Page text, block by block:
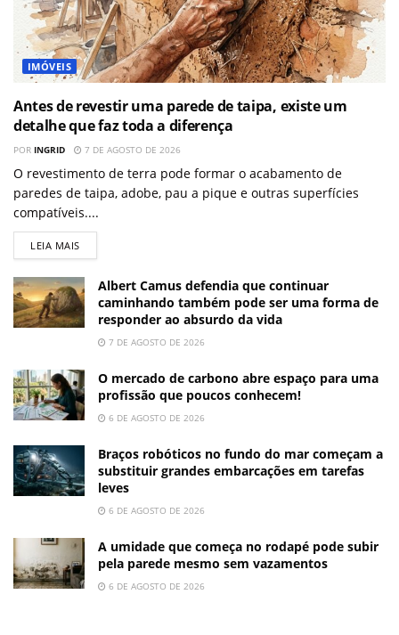
IMÓVEIS
Antes de revestir uma parede de taipa, existe um
detalhe que faz toda a diferença
POR INGRID 7 DE AGOSTO DE 2026
O revestimento de terra pode formar o acabamento de
paredes de taipa, adobe, pau a pique e outras superfícies
compatíveis....
LEIA MAIS
Albert Camus defendia que continuar
caminhando também pode ser uma forma de
responder ao absurdo da vida
7 DE AGOSTO DE 2026
O mercado de carbono abre espaço para uma
profissão que poucos conhecem!
6 DE AGOSTO DE 2026
Braços robóticos no fundo do mar começam a
substituir grandes embarcações em tarefas
leves
6 DE AGOSTO DE 2026
A umidade que começa no rodapé pode subir
pela parede mesmo sem vazamentos
6 DE AGOSTO DE 2026